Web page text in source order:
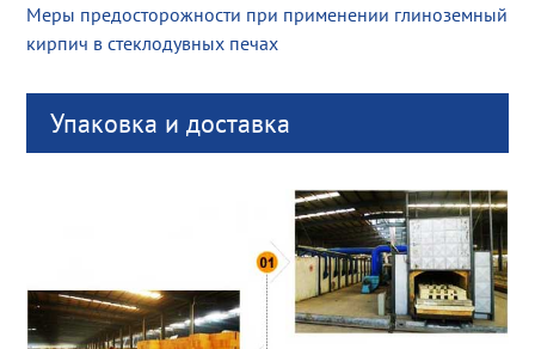
Меры предосторожности при применении глиноземный
кирпич в стеклодувных печах
Упаковка и доставка